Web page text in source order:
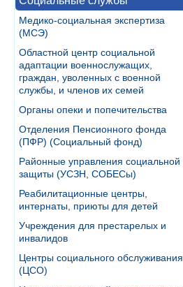
Медико-социальная экспертиза
(МСЭ)
Областной центр социальной
адаптации военнослужащих,
граждан, уволенных с военной
службы, и членов их семей
Органы опеки и попечительства
Отделения Пенсионного фонда
(ПФР) (Социальный фонд)
Районные управления социальной
защиты (УСЗН, СОБЕСы)
Реабилитационные центры,
интернаты, приюты для детей
Учреждения для престарелых и
инвалидов
Центры социального обслуживания
(ЦСО)